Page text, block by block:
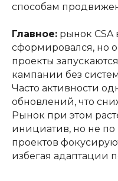
способам
Главное: рынок CSA
сформировался, но
проекты
кампании без
Часто активности
обновлений, что
Рынок при этом
инициатив, но не по
проектов
избегая адаптации